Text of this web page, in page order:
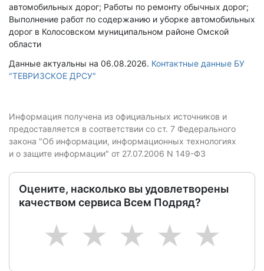
автомобильных дорог; Работы по ремонту обычных дорог;
Выполнение работ по содержанию и уборке автомобильных
дорог в Колосовском муниципальном районе Омской
области
Данные актуальны на 06.08.2026. Контактные данные БУ
"ТЕВРИЗСКОЕ ДРСУ"
Информация получена из официальных источников и
предоставляется в соответствии со ст. 7 Федерального
закона "Об информации, информационных технологиях
и о защите информации" от 27.07.2006 N 149-ФЗ
Оцените, насколько вы удовлетворены
качеством сервиса Всем Подряд?
5
4
3
2
1